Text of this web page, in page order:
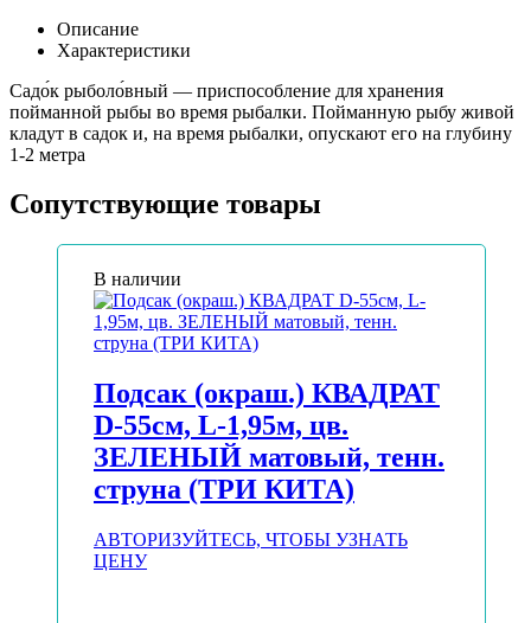
Описание
Характеристики
Садо́к рыболо́вный — приспособление для хранения
пойманной рыбы во время рыбалки. Пойманную рыбу живой
кладут в садок и, на время рыбалки, опускают его на глубину
1-2 метра
Сопутствующие товары
В наличии
Подсак (окраш.) КВАДРАТ
D-55см, L-1,95м, цв.
ЗЕЛЕНЫЙ матовый, тенн.
струна (ТРИ КИТА)
АВТОРИЗУЙТЕСЬ, ЧТОБЫ УЗНАТЬ
ЦЕНУ